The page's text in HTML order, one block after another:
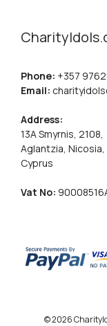
Phone: +357
Email:
Address:
13A Smyrnis, 2108,
Aglantzia, Nicosia,
Cyprus
Vat No:
© 2026